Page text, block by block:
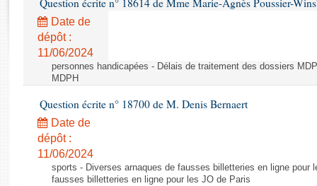
Rapports d'enquête
Rapports législatifs
Rapports sur l'application des lois
Baromètre de l’application des lois
Budget et sécurité sociale
Questions écrites et orales
Comptes rendus des débats
Question écrite n° 18614 de Mme Marie-Agnès Poussier-
Date de
dépôt :
11/06/2024
personnes handicapées - Délais de traitement des dossiers
MDPH
Question écrite n° 18700 de M. Denis Bernaert
Date de
dépôt :
11/06/2024
sports - Diverses arnaques de fausses billetteries en ligne pour
fausses billetteries en ligne pour les JO de Paris